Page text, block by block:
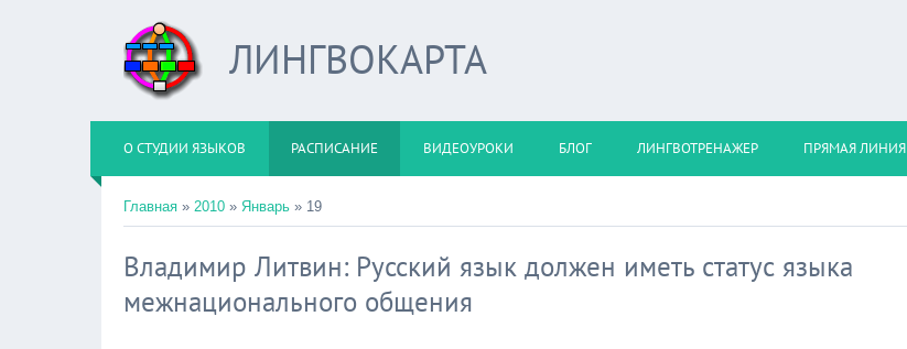
ЛИНГВОКАРТА
О СТУДИИ ЯЗЫКОВ РАСПИСАНИЕ ВИДЕОУРОКИ БЛОГ ЛИНГВОТРЕНАЖЕР ПРЯМАЯ ЛИНИЯ
Главная » 2010 » Январь » 19
Владимир Литвин: Русский язык должен иметь статус языка
межнационального общения